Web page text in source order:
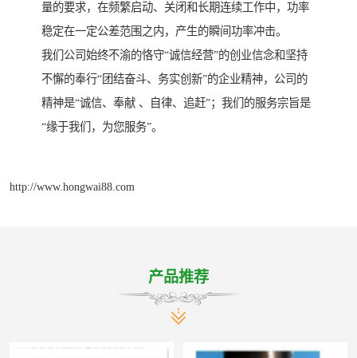
量的要求，在频繁启动、关闭和长期连续工作中，功率
稳定在一定公差范围之内，产生的瞬间功率冲击。
我们公司始终不渝的恪守“诚信经营”的创业信念和坚持
不懈的奉行“团结奋斗、务实创新”的企业精神，公司的
精神是“诚信、奉献 、自律、追赶”；我们的服务宗旨是
“缘于我们，为您服务”。
http://www.hongwai88.com
产品推荐